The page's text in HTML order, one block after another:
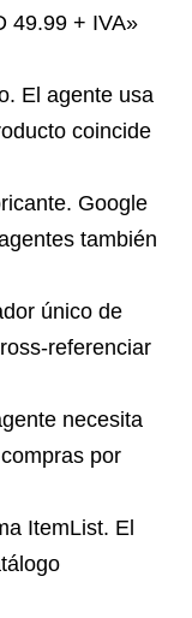
49.99 + IVA»
El agente usa
coincide
Google
también
único de
referenciar
necesita
por
ItemList. El